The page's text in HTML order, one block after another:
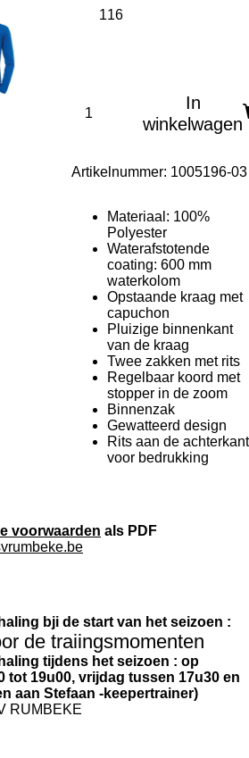
In
winkelwagen
Artikelnummer: 1005196-03
Materiaal: 100%
Polyester
Waterafstotende
coating: 600 mm
waterkolom
Opstaande kraag met
capuchon
Pluizige binnenkant
van de kraag
Twee zakken met rits
Regelbaar koord met
stopper in de zoom
Binnenzak
Gewatteerd design
Rits aan de achterkant
voor bedrukking
voorwaarden als PDF
bji de start van het seizoen :
de traiingsmomenten
tijdens het seizoen : op
tot 19u00, vrijdag tussen 17u30 en
aan Stefaan -keepertrainer)
RUMBEKE